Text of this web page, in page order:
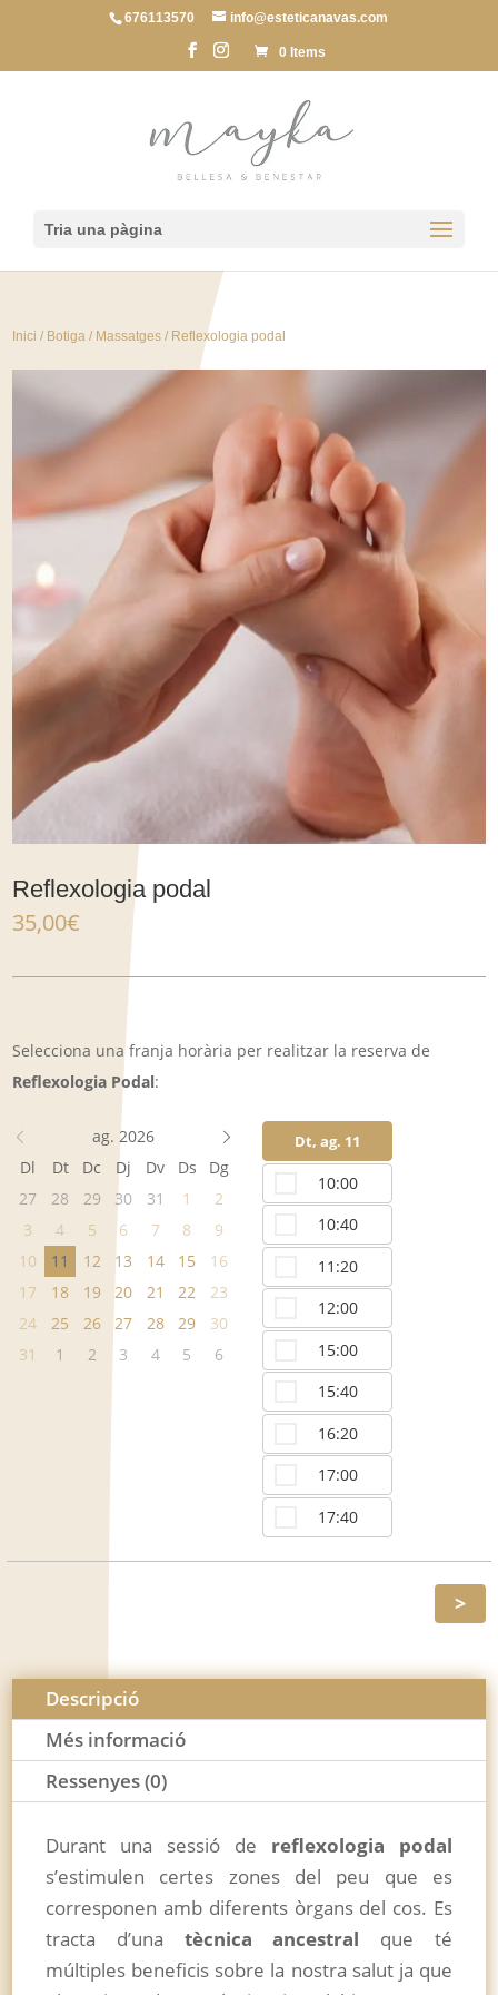
676113570 info@esteticanavas.com
0 Items
Tria una pàgina
Inici / Botiga / Massatges / Reflexologia podal
Reflexologia podal
35,00€
Selecciona una franja horària per realitzar la reserva de
Reflexologia Podal:
ag. 2026
Dl
Dt Dc Dj Dv Ds
Dg
27
28 29 30 31 1
2
3
4 5 6 7 8
9
10
11 12 13 14 15
16
17
18 19 20 21 22
23
24
25 26 27 28 29
30
31
1 2 3 4 5 6
Dt, ag. 11
10:00
10:40
11:20
12:00
15:00
15:40
16:20
17:00
17:40
>
Descripció
Més informació
Ressenyes (0)
Durant una sessió de reflexologia podal
s’estimulen certes zones del peu que es
corresponen amb diferents òrgans del cos. Es
tracta d’una tècnica ancestral que té
múltiples beneficis sobre la nostra salut ja que